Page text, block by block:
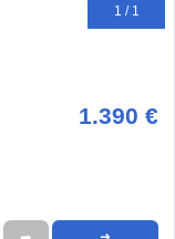
1 / 1
1.390 €